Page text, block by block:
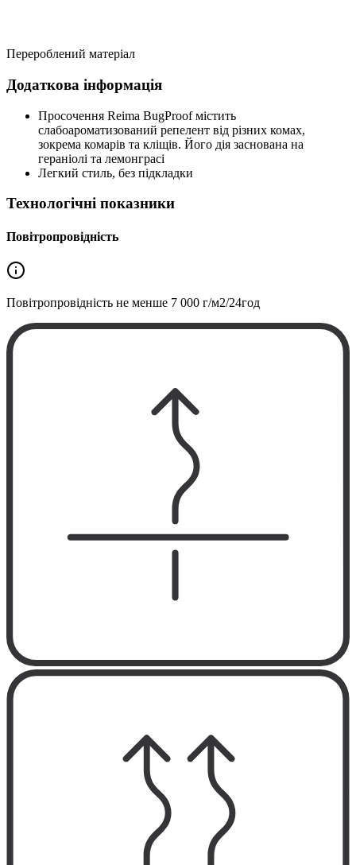
Перероблений матеріал
Додаткова інформація
Просочення Reima BugProof містить
слабоароматизований репелент від різних комах,
зокрема комарів та кліщів. Його дія заснована на
гераніолі та лемонграсі
Легкий стиль, без підкладки
Технологічні показники
Повітропровідність
Повітропровідність не менше 7 000 г/м2/24год